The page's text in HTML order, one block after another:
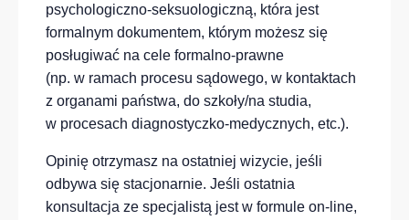
psychologiczno-seksuologiczną, która jest
formalnym dokumentem, którym możesz się
posługiwać na cele formalno-prawne
(np. w ramach procesu sądowego, w kontaktach
z organami państwa, do szkoły/na studia,
w procesach diagnostyczko-medycznych, etc.).
Opinię otrzymasz na ostatniej wizycie, jeśli
odbywa się stacjonarnie. Jeśli ostatnia
konsultacja ze specjalistą jest w formule on-line,